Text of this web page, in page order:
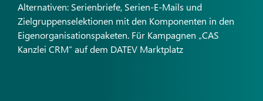
Alternativen: Serienbriefe, Serien-E-Mails und
Zielgruppenselektionen mit den Komponenten in den
Eigenorganisationspaketen. Für Kampagnen „CAS
Kanzlei CRM“ auf dem DATEV Marktplatz